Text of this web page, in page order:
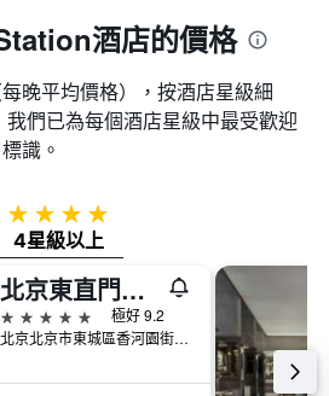
酒店的價格
晚平均價格），按酒店星級細
們已為每個酒店星級中最受歡迎
識。
4星級
4星級以上
北京東直門雅辰悅居酒店
5星級
極好 9.2
北京北京市東城區香河園街1號院11號樓